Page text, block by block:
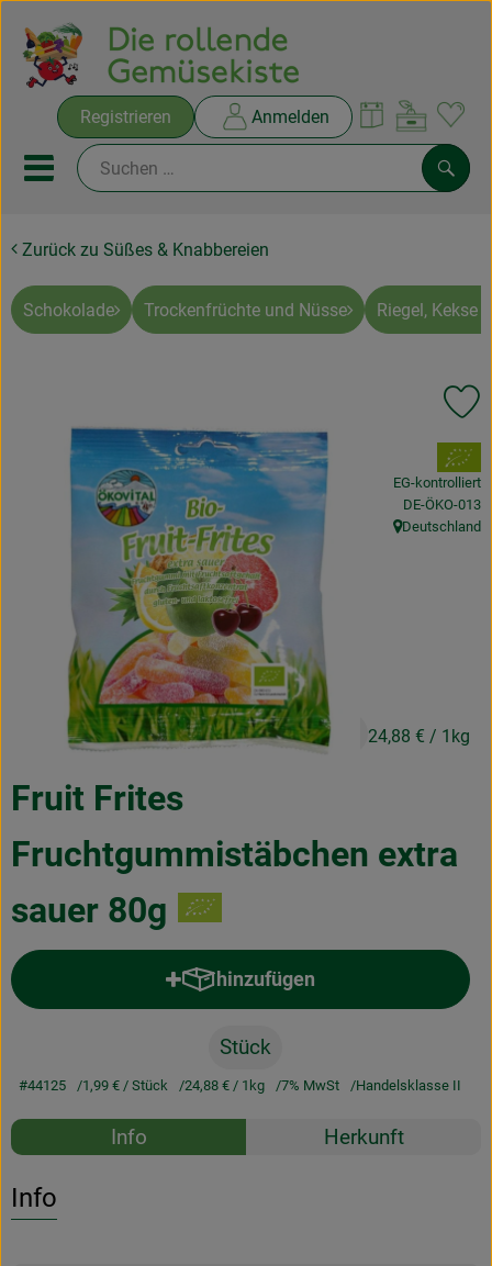
Registrieren Anmelden
Mobiles Menu öffnen oder
Ökokisten
Rezepte
Ökokisten
Obst & Gemüse
Naturkost
Getränke
Drogerie & Diverses
Lieferservice
Geschäftskunden
Zurück zu Süßes & Knabbereien
Schokolade Trockenfrüchte und Nüsse Riegel, Kekse
Fruit Frites
Fruchtgummistäbchen extra
sauer 80g
1,99 €/ Stück 24,88 € / 1kg
, Verband:
EG-kontrolliert
, Kontrollstelle:
DE-ÖKO-013
, Herkunft:
Deutschland
hinzufügen
Produkt zum Warenkorb
Stück
#44125 1,99 €/ Stück 24,88 €/ 1kg 7% MwSt Handelsklasse II
Rezepte
Info Herkunft
Info